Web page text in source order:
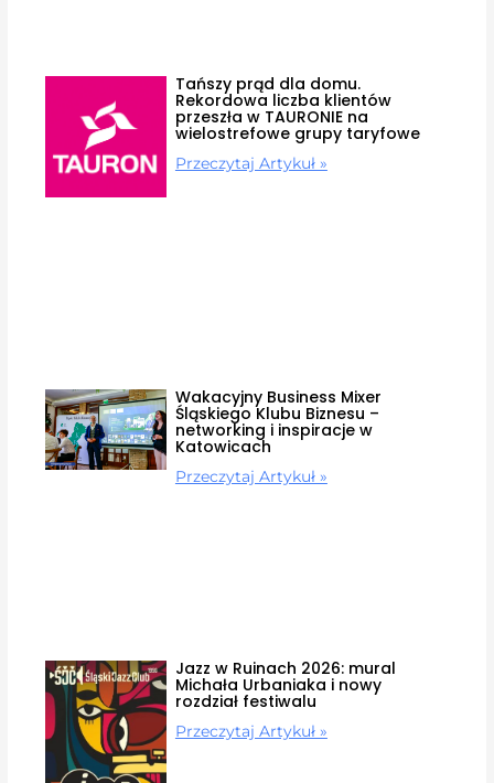
Tańszy prąd dla domu.
Rekordowa liczba klientów
przeszła w TAURONIE na
wielostrefowe grupy taryfowe
Przeczytaj Artykuł »
Wakacyjny Business Mixer
Śląskiego Klubu Biznesu –
networking i inspiracje w
Katowicach
Przeczytaj Artykuł »
Jazz w Ruinach 2026: mural
Michała Urbaniaka i nowy
rozdział festiwalu
Przeczytaj Artykuł »